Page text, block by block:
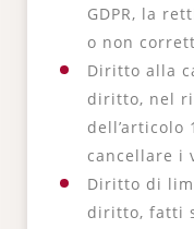
GDPR, la
o non
Diritto alla
diritto, nel
dell’articolo
cancellare i
Diritto di
diritto, fatti